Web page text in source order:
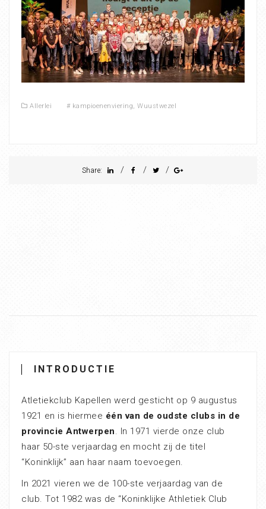
Allerlei # kampioenenviering Wuustwezel
Share: / / /
INTRODUCTIE
Atletiekclub Kapellen werd gesticht op 9 augustus
1921 en is hiermee één van de oudste clubs in de
provincie Antwerpen . In 1971 vierde onze club
haar 50-ste verjaardag en mocht zij de titel
“Koninklijk” aan haar naam toevoegen.
In 2021 vieren we de 100-ste verjaardag van de
club. Tot 1982 was de “Koninklijke Athletiek Club